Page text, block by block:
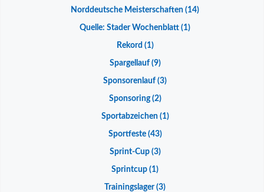
Norddeutsche Meisterschaften (14)
Quelle: Stader Wochenblatt (1)
Rekord (1)
Spargellauf(9)
Sponsorenlauf (3)
Sponsoring(2)
Sportabzeichen(1)
Sportfeste(43)
Sprint-Cup(3)
Sprintcup (1)
Trainingslager(3)